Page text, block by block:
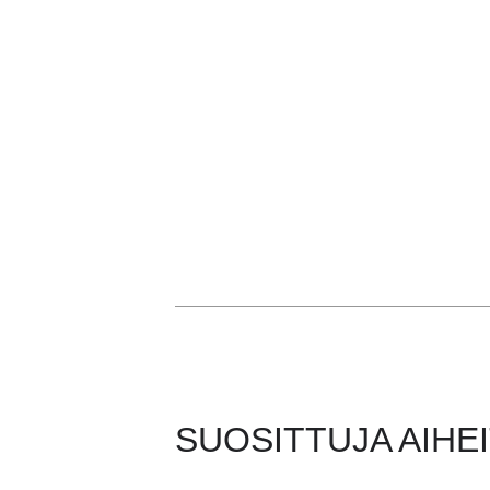
SUOSITTUJA